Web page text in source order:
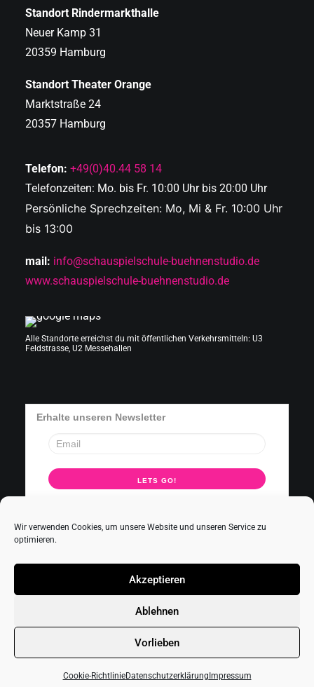
Wir verwenden Cookies, um unsere Website und unseren Service zu
optimieren.
Akzeptieren
Ablehnen
Vorlieben
Cookie-RichtlinieDatenschutzerklärung Impressum
Standort Rindermarkthalle
Neuer Kamp 31
20359 Hamburg
Standort Theater Orange
Marktstraße 24
20357 Hamburg
Telefon: +49(0)40.44 58 14
Telefonzeiten: Mo. bis Fr. 10:00 Uhr bis 20:00 Uhr
Persönliche Sprechzeiten: Mo, Mi & Fr. 10:00 Uhr
bis 13:00
mail: info@schauspielschule-buehnenstudio.de
www.schauspielschule-buehnenstudio.de
Alle Standorte erreichst du mit öffentlichen Verkehrsmitteln: U3
Feldstrasse, U2 Messehallen
Erhalte unseren Newsletter
© 2026 Schauspielschule Buehnenstudio Hamburg. All rights reserved